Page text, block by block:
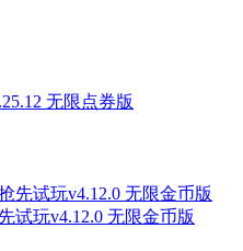
无限点券版
试玩v4.12.0 无限金币版